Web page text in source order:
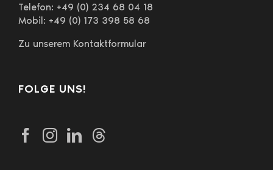
Telefon: +49 (0) 234 68 04 18
Mobil: +49 (0) 173 398 58 68
Zu unserem Kontaktformular
FOLGE UNS!